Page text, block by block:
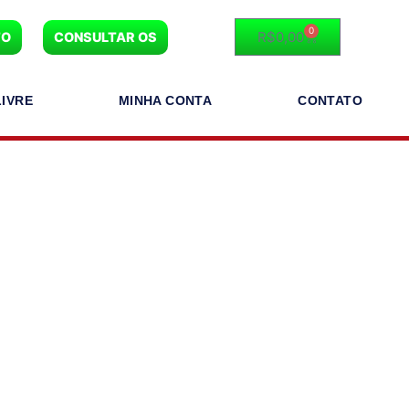
CONSULTAR OS R$0,00 0
MINHA CONTA CONTATO